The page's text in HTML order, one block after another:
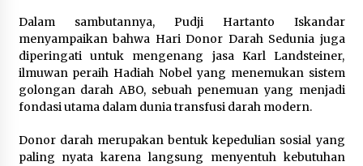
Dalam sambutannya, Pudji Hartanto Iskandar
menyampaikan bahwa Hari Donor Darah Sedunia juga
diperingati untuk mengenang jasa Karl Landsteiner,
ilmuwan peraih Hadiah Nobel yang menemukan sistem
golongan darah ABO, sebuah penemuan yang menjadi
fondasi utama dalam dunia transfusi darah modern.
Donor darah merupakan bentuk kepedulian sosial yang
paling nyata karena langsung menyentuh kebutuhan